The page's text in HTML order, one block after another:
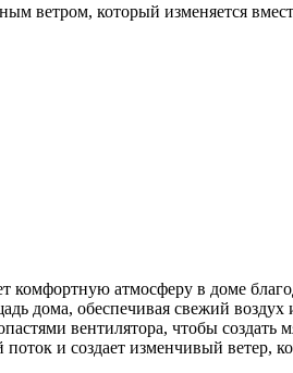
ветром, который изменяется
атмосферу в доме
дома, обеспечивая свежий
вентилятора, чтобы
и создает изменчивый ветер,